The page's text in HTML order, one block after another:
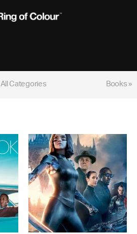
Books »
All Categories